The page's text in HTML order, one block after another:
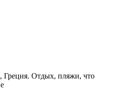
Греция. Отдых, пляжи, что